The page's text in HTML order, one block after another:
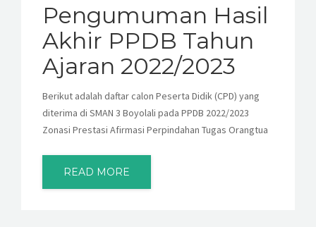
Pengumuman Hasil
Akhir PPDB Tahun
Ajaran 2022/2023
Berikut adalah daftar calon Peserta Didik (CPD) yang
diterima di SMAN 3 Boyolali pada PPDB 2022/2023
Zonasi Prestasi Afirmasi Perpindahan Tugas Orangtua
READ MORE